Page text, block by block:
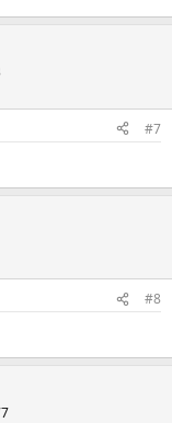
#7
#8